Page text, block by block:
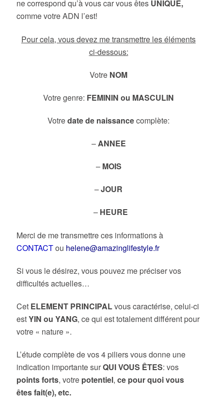
ne correspond qu’à vous car vous êtes UNIQUE,
comme votre ADN l’est!
Pour cela, vousdevez me transmettre les éléments
ci-dessous:
Votre NOM
Votre genre: FEMININ ou MASCULIN
Votredate de naissancecomplète:
–ANNEE
–MOIS
–JOUR
–HEURE
Merci de me transmettre ces informations à
CONTACTou helene@amazinglifestyle.fr
Si vous le désirez, vous pouvez me préciser vos
difficultés actuelles…
Cet ELEMENT PRINCIPALvous caractérise, celui-ci
estYIN ou YANG, ce qui est totalement différent pour
votre « nature ».
L’étude complète de vos 4 piliers vous donne une
indication importante surQUI VOUS ÊTES: vos
points forts, votre potentiel,ce pour quoi vous
êtes fait(e), etc.